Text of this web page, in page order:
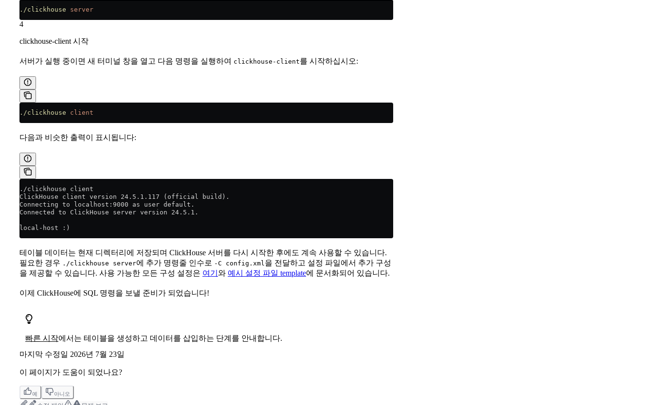
./clickhouse server
4
clickhouse-client 시작
서버가 실행 중이면 새 터미널 창을 열고 다음 명령을 실행하여 clickhouse-client를 시작하십시오:
./clickhouse client
다음과 비슷한 출력이 표시됩니다:
./clickhouse client
ClickHouse client version 24.5.1.117 (official build).
Connecting to localhost:9000 as user default.
Connected to ClickHouse server version 24.5.1.
local-host :)
테이블 데이터는 현재 디렉터리에 저장되며 ClickHouse 서버를 다시 시작한 후에도 계속 사용할 수 있습니다.
필요한 경우 ./clickhouse server에 추가 명령줄 인수로 -C config.xml 을 전달하고 설정 파일에서 추가 구성
을 제공할 수 있습니다. 사용 가능한 모든 구성 설정은 여기 와 예시 설정 파일 template에 문서화되어 있습니다.
이제 ClickHouse에 SQL 명령을 보낼 준비가 되었습니다!
빠른 시작에서는 테이블을 생성하고 데이터를 삽입하는 단계를 안내합니다.
마지막 수정일 2026년 7월 23일
이 페이지가 도움이 되었나요?
예 아니오